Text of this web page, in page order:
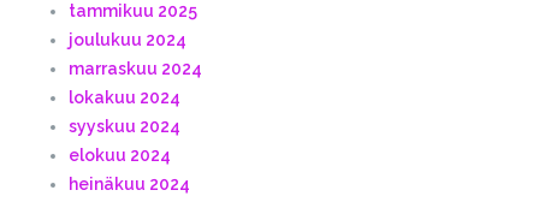
tammikuu 2025
joulukuu 2024
marraskuu 2024
lokakuu 2024
syyskuu 2024
elokuu 2024
heinäkuu 2024